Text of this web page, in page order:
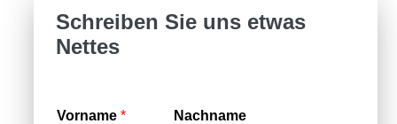
Schreiben Sie uns etwas
Nettes
Vorname *
Nachname